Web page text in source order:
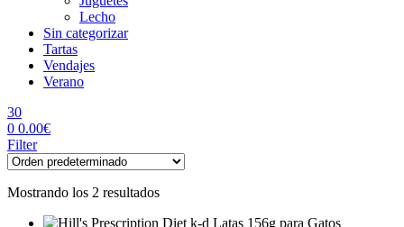
Lecho
Sin categorizar
Tartas
Vendajes
Verano
30
0 0.00€
Menu
Filter
Mostrando los 2 resultados